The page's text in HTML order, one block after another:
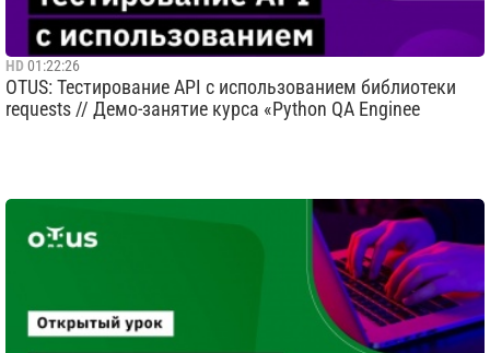
HD 01:22:26
OTUS: Тестирование API с использованием библиотеки
requests // Демо-занятие курса «Python QA Enginee